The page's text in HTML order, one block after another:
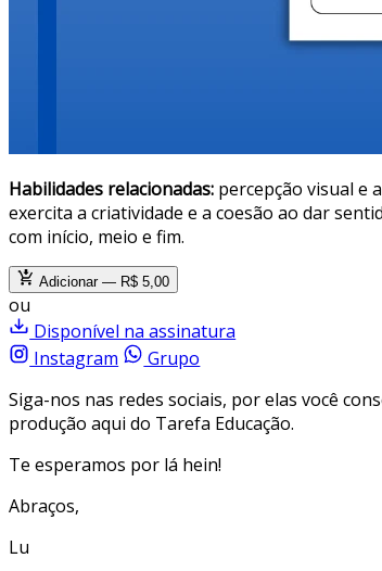
Habilidades relacionadas: percepção visual e
exercita a criatividade e a coesão ao dar
com início, meio e fim.
Adicionar — R$ 5,00
ou
Disponível na assinatura
Instagram
Grupo
Siga-nos nas redes sociais, por elas você
produção aqui do Tarefa Educação.
Te esperamos por lá hein!
Abraços,
Lu